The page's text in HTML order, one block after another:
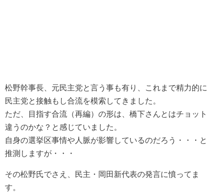
松野幹事長、元民主党と言う事も有り、これまで精力的に
民主党と接触もし合流を模索してきました。
ただ、目指す合流（再編）の形は、橋下さんとはチョット
違うのかな？と感じていました。
自身の選挙区事情や人脈が影響しているのだろう・・・と
推測しますが・・・
その松野氏でさえ、民主・岡田新代表の発言に憤ってま
す。